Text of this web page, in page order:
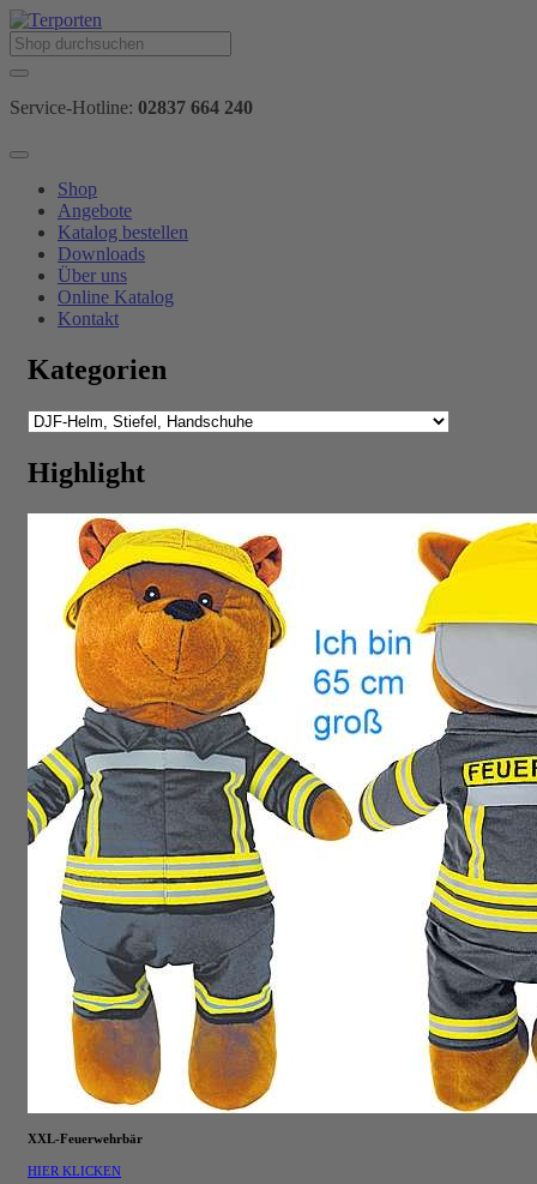
Service-Hotline: 02837 664 240
Shop
Angebote
Katalog bestellen
Downloads
Über uns
Online Katalog
Kontakt
Kategorien
Highlight
XXL-Feuerwehrbär
HIER KLICKEN